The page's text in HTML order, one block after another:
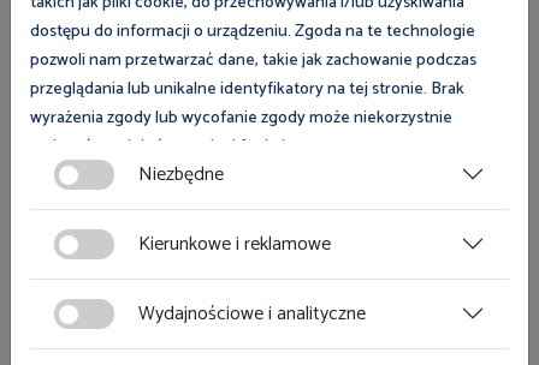
Praca w wakacje
PDF • 471 KB
Dźwigaj z głową
Pracownik młodociany
PDF • 735 KB
dostępu do informacji o urządzeniu. Zgoda na te technologie
pozwoli nam przetwarzać dane, takie jak zachowanie podczas
przeglądania lub unikalne identyfikatory na tej stronie. Brak
wyrażenia zgody lub wycofanie zgody może niekorzystnie
wpłynąć na niektóre cechy i funkcje.
Zgoda na pliki cookies jest dobrowolna i można ją wycofać lub
zmodyfikować w dowolnym momencie klikając w przycisk
ciasteczka w lewym dolnym rogu strony. Więcej informacji
znajdziesz w
Niezbędne
Kierunkowe i reklamowe
Wydajnościowe i analityczne